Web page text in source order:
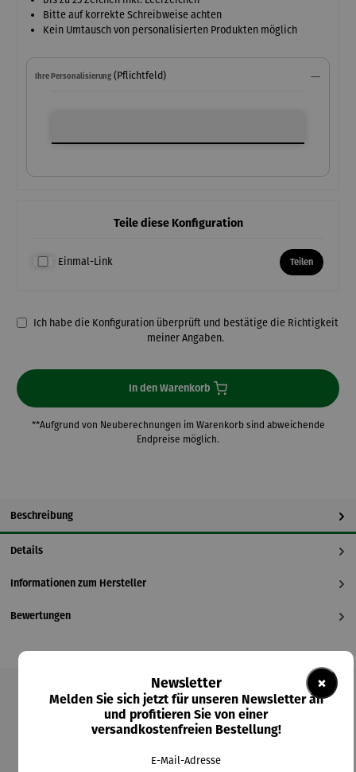
Bitte auf korrekte Schreibweise achten
Kein Umtausch von personalisierten Produkten möglich
Ihre Personalisierung (Pflichtfeld)
Teile diese Konfiguration
Einmal-Link Teilen
Ich habe die Konfiguration überprüft und bestätige die Richtigkeit
meiner Angaben.
In den Warenkorb
**Aufgrund von Neuberechnungen im Warenkorb sind abweichende
Endpreise möglich.
Beschreibung
Details
Informationen zum Hersteller
Bewertungen
Produktgalerie überspringen
×
Newsletter
Melden Sie sich jetzt für unseren Newsletter an
und profitieren Sie von einer
versandkostenfreien Bestellung!
E-Mail-Adresse